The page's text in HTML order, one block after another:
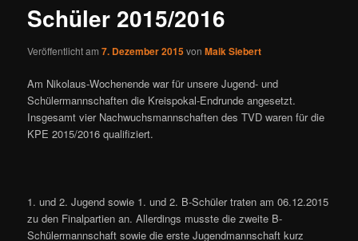
Schüler 2015/2016
Veröffentlicht am7. Dezember 2015vonMaik Siebert
Am Nikolaus-Wochenende war für unsere Jugend- und
Schülermannschaften die Kreispokal-Endrunde angesetzt.
Insgesamt vier Nachwuchsmannschaften des TVD waren für die
KPE 2015/2016 qualifiziert.
1. und 2. Jugend sowie 1. und 2. B-Schüler traten am 06.12.2015
zu den Finalpartien an. Allerdings musste die zweite B-
Schülermannschaft sowie die erste Jugendmannschaft kurz